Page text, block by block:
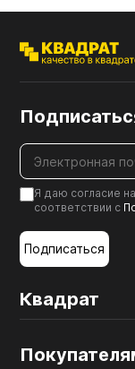
Квадрат
Я даю согласие
соответствии с
Подписаться